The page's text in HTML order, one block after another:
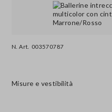
N. Art. 003570787
Misure e vestibilità